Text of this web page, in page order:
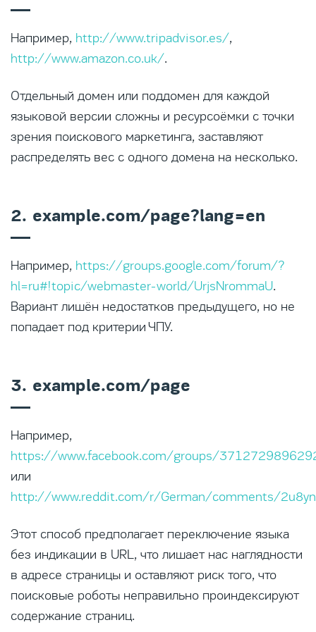
Например, http://www.tripadvisor.es/,
http://www.amazon.co.uk/.
Отдельный домен или поддомен для каждой
языковой версии сложны и ресурсоёмки с точки
зрения поискового маркетинга, заставляют
распределять вес с одного домена на несколько.
2. example.com/page?lang=en
Например, https://groups.google.com/forum/?
hl=ru#!topic/webmaster-world/UrjsNrommaU.
Вариант лишён недостатков предыдущего, но не
попадает под критерии ЧПУ.
3. example.com/page
Например,
https://www.facebook.com/groups/
или
http://www.reddit.com/r/German/comments/
Этот способ предполагает переключение языка
без индикации в URL, что лишает нас наглядности
в адресе страницы и оставляют риск того, что
поисковые роботы неправильно проиндексируют
содержание страниц.